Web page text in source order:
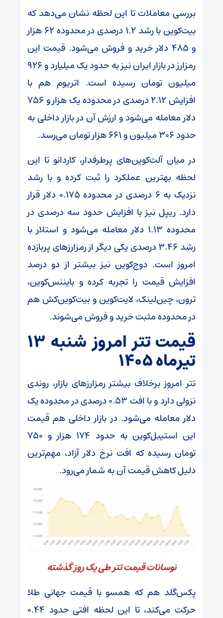
بررسی معاملات تا این لحظه نشان می‌دهد که
بیت‌کوین با رشد ۱.۲ درصدی در محدوده ۶۲ هزار
و ۴۸۵ دلار خرید و فروش می‌شود. قیمت این
رمزارز در بازار ایران نیز به حدود یک میلیارد و ۹۲۶
میلیون تومان رسیده است. اتریوم هم با
افزایش ۲.۱۲ درصدی در محدوده یک هزار و ۷۵۶
دلار معامله می‌شود و ارزش آن در بازار داخلی به
حدود ۳۰۶ میلیون و ۶۶۱ هزار تومان می‌رسد.
در میان آلت‌کوین‌های پرطرفدار، کاردانو تا این
لحظه بهترین عملکرد را ثبت کرده و با رشد
نزدیک به ۶ درصدی در محدوده ۰.۱۷۵ دلار قرار
دارد. ریپل نیز با افزایش حدود سه درصدی در
محدوده ۱.۱۳ دلار معامله می‌شود و استلار با
رشد ۳.۴۶ درصدی یکی دیگر از رمزارز‌های پربازده
امروز است. دوج‌کوین نیز بیشتر از دو درصد
افزایش قیمت را تجربه کرده و بایننس‌کوین،
ترون، چین‌لینک، لایت‌کوین و بیت‌کوین‌کش هم
در محدوده مثبت خرید و فروش می‌شوند.
قیمت تتر امروز شنبه ۱۳
تیرماه ۱۴۰۵
تتر امروز برخلاف بیشتر رمزارزهای بازار، روندی
نزولی دارد و با افت ۰.۵۳ درصدی در محدوده یک
دلار معامله می‌شود. در بازار داخلی هم قیمت
این استیبل‌کوین به حدود ۱۷۴ هزار و ۷۵۰
تومان رسیده که افت نرخ دلار آزاد، مهم‌ترین
دلیل کاهش قیمت آن به شمار می‌رود.
نوسانات قیمت تتر طی یک روز گذشته
پکس‌گلد هم که همسو با قیمت جهانی طلا
حرکت می‌کند، تا این لحظه افتی حدود ۰.۴۴